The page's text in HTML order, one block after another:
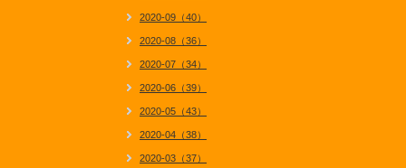
2020-09（40）
2020-08（36）
2020-07（34）
2020-06（39）
2020-05（43）
2020-04（38）
2020-03（37）